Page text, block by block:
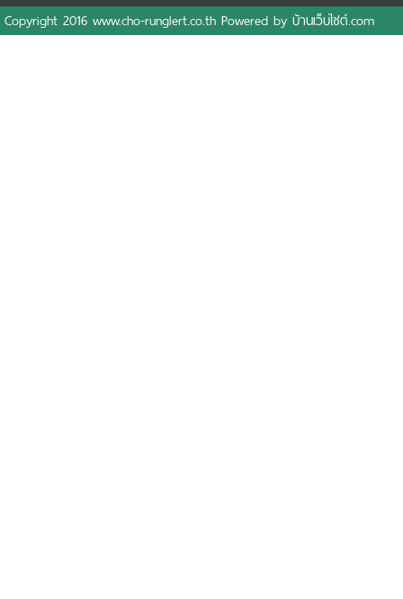
Copyright 2016 www.cho-runglert.co.th Powered by บ้านเว็บไซต์.com